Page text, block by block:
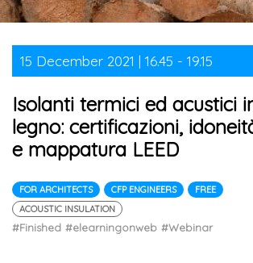
15 December 2021 | 16.45 - 19.15
Isolanti termici ed acustici
legno: certificazioni,
e mappatura LEED
FOR ARCHITECTS CFP ENGINEERS
FREE
ACOUSTIC INSULATION
#Finished #elearningonweb #Webinar